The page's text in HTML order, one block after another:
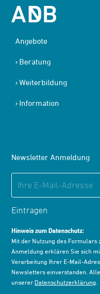
Angebote
Beratung
Weiterbildung
Information
Newsletter Anmeldung
Eintragen
Hinweis zum Datenschutz:
Mit der Nutzung des
Anmeldung erklären Sie sich
Verarbeitung Ihrer E-Mail-
Newsletters einverstanden.
unserer Datenschutzerklärung